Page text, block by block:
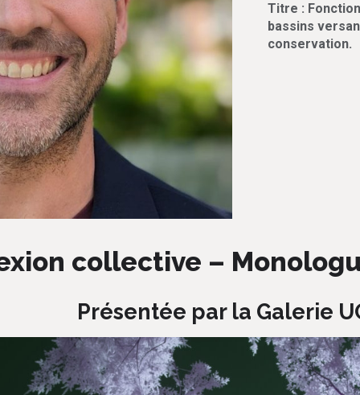
Titre :
bassins
conservation.
collective –
Présentée par la Galerie